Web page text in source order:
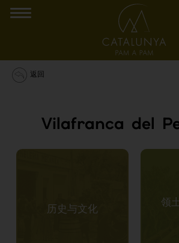
返回
Vilafranca del
历史与文化
领